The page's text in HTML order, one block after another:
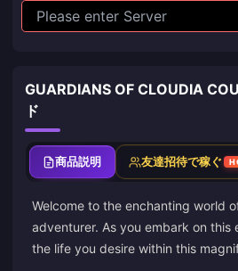
GUARDIANS OF CLOUDIA
ド
商品説明 友達招待で稼ぐ
Welcome to the enchanting world
adventurer. As you embark on this
the life you desire within this